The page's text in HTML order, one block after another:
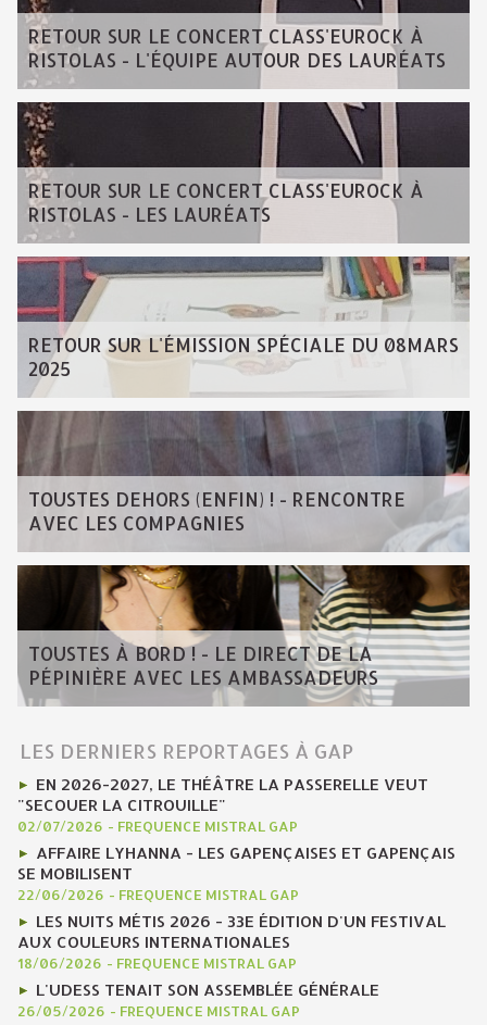
RETOUR SUR LE CONCERT CLASS'EUROCK À
RISTOLAS - L'ÉQUIPE AUTOUR DES LAURÉATS
RETOUR SUR LE CONCERT CLASS'EUROCK À
RISTOLAS - LES LAURÉATS
RETOUR SUR L'ÉMISSION SPÉCIALE DU 08MARS
2025
TOUSTES DEHORS (ENFIN) ! - RENCONTRE
AVEC LES COMPAGNIES
TOUSTES À BORD ! - LE DIRECT DE LA
PÉPINIÈRE AVEC LES AMBASSADEURS
LES DERNIERS REPORTAGES À GAP
EN 2026-2027, LE THÉÂTRE LA PASSERELLE VEUT
"SECOUER LA CITROUILLE"
02/07/2026 - FREQUENCE MISTRAL GAP
AFFAIRE LYHANNA - LES GAPENÇAISES ET GAPENÇAIS
SE MOBILISENT
22/06/2026 - FREQUENCE MISTRAL GAP
LES NUITS MÉTIS 2026 - 33E ÉDITION D'UN FESTIVAL
AUX COULEURS INTERNATIONALES
18/06/2026 - FREQUENCE MISTRAL GAP
L'UDESS TENAIT SON ASSEMBLÉE GÉNÉRALE
26/05/2026 - FREQUENCE MISTRAL GAP